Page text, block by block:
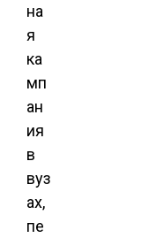
на
я
ка
мп
ан
ия
в
вуз
ах,
пе